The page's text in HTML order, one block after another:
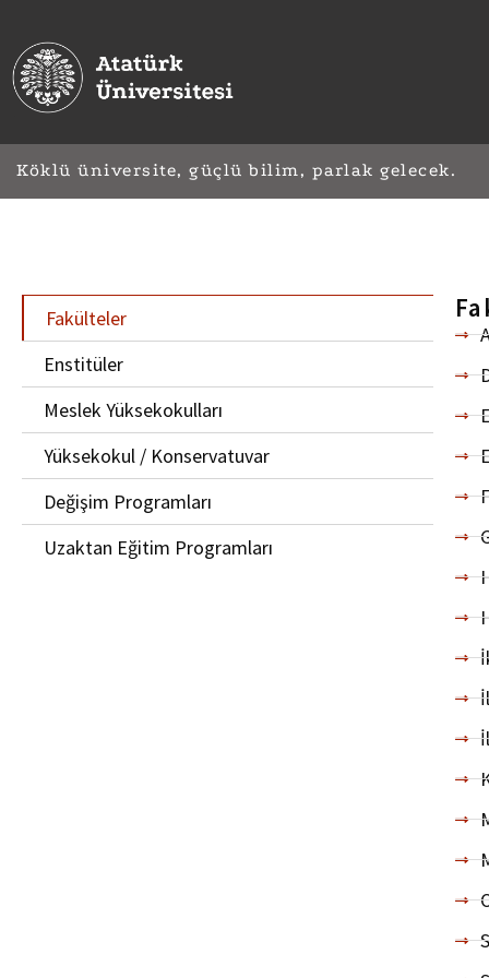
Köklü üniversite, güçlü bilim, parlak gelecek.
Fakülteler
Enstitüler
Meslek Yüksekokulları
Yüksekokul / Konservatuvar
Değişim Programları
Uzaktan Eğitim Programları